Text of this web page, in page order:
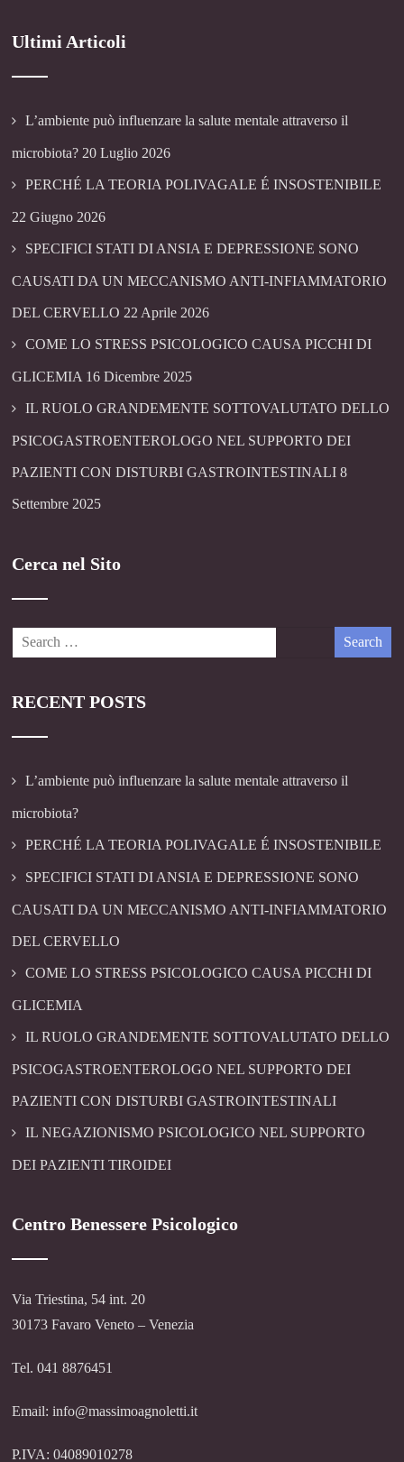
Ultimi Articoli
L’ambiente può influenzare la salute mentale attraverso il
microbiota? 20 Luglio 2026
PERCHÉ LA TEORIA POLIVAGALE É INSOSTENIBILE
22 Giugno 2026
SPECIFICI STATI DI ANSIA E DEPRESSIONE SONO
CAUSATI DA UN MECCANISMO ANTI-INFIAMMATORIO
DEL CERVELLO 22 Aprile 2026
COME LO STRESS PSICOLOGICO CAUSA PICCHI DI
GLICEMIA 16 Dicembre 2025
IL RUOLO GRANDEMENTE SOTTOVALUTATO DELLO
PSICOGASTROENTEROLOGO NEL SUPPORTO DEI
PAZIENTI CON DISTURBI GASTROINTESTINALI 8
Settembre 2025
Cerca nel Sito
RECENT POSTS
L’ambiente può influenzare la salute mentale attraverso il
microbiota?
PERCHÉ LA TEORIA POLIVAGALE É INSOSTENIBILE
SPECIFICI STATI DI ANSIA E DEPRESSIONE SONO
CAUSATI DA UN MECCANISMO ANTI-INFIAMMATORIO
DEL CERVELLO
COME LO STRESS PSICOLOGICO CAUSA PICCHI DI
GLICEMIA
IL RUOLO GRANDEMENTE SOTTOVALUTATO DELLO
PSICOGASTROENTEROLOGO NEL SUPPORTO DEI
PAZIENTI CON DISTURBI GASTROINTESTINALI
IL NEGAZIONISMO PSICOLOGICO NEL SUPPORTO
DEI PAZIENTI TIROIDEI
Centro Benessere Psicologico
Via Triestina, 54 int. 20
30173 Favaro Veneto – Venezia
Tel. 041 8876451
Email: info@massimoagnoletti.it
P.IVA: 04089010278